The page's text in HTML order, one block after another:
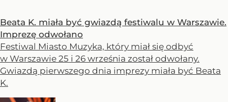
Beata K. miała być gwiazdą festiwalu w Warszawie.
Imprezę odwołano
Festiwal Miasto Muzyka, który miał się odbyć
w Warszawie 25 i 26 września został odwołany.
Gwiazdą pierwszego dnia imprezy miała być Beata
K.